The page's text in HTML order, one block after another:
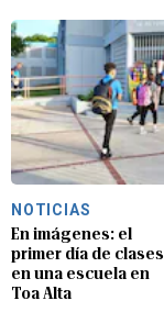
NOTICIAS
En imágenes: el
primer día de clases
en una escuela en
Toa Alta